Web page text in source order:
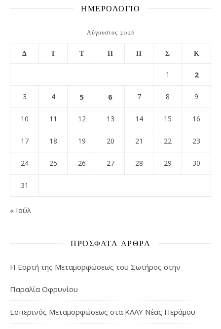
ΗΜΕΡΟΛΟΓΙΟ
Αύγουστος 2026
Δ Τ Τ Π Π Σ Κ
1 2
3 4 5 6 7 8 9
10 11 12 13 14 15 16
17 18 19 20 21 22 23
24 25 26 27 28 29 30
31
« Ιούλ
ΠΡΌΣΦΑΤΑ ΆΡΘΡΑ
Η Εορτή της Μεταμορφώσεως του Σωτήρος στην
Παραλία Οφρυνίου
Εσπερινός Μεταμορφώσεως στα ΚΑΑΥ Νέας Περάμου